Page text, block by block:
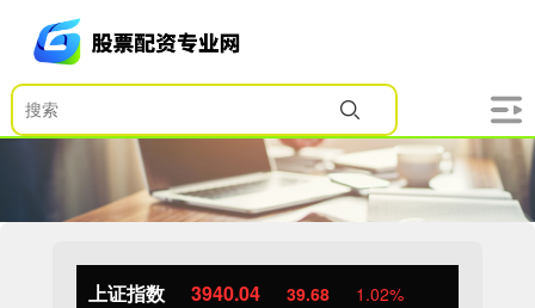
上证指数 3940.04 39.68 1.02%